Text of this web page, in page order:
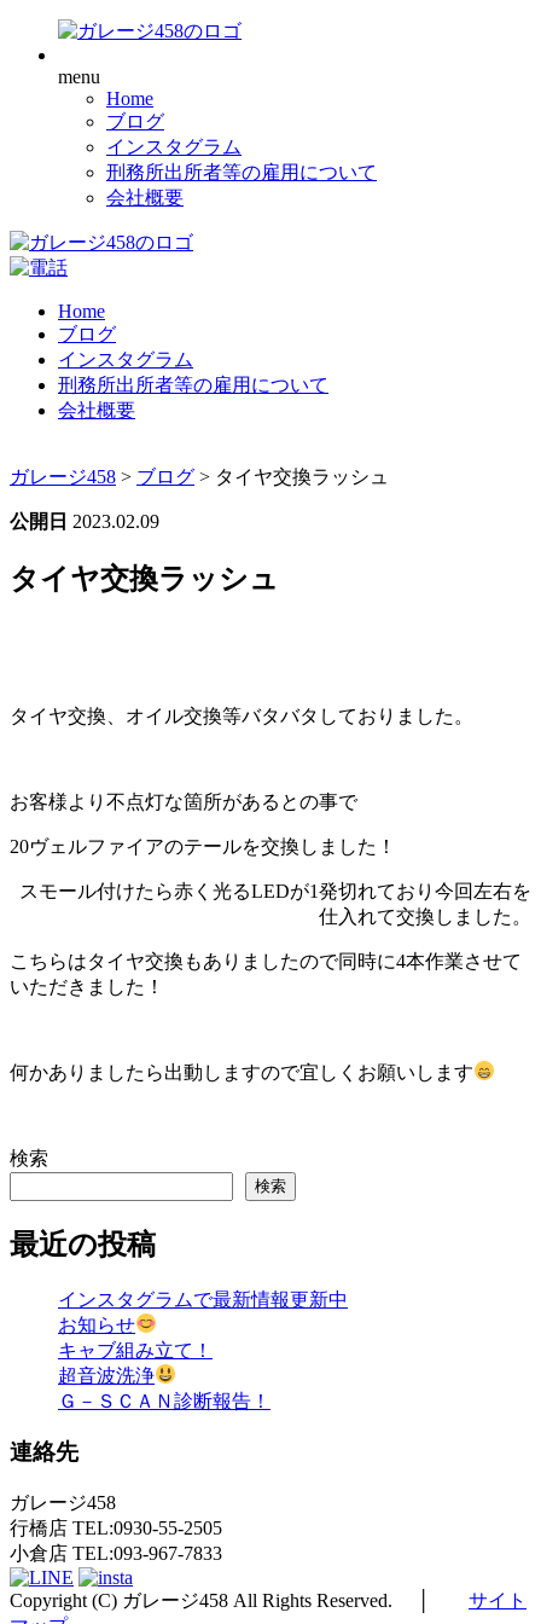
menu
Home
ブログ
インスタグラム
刑務所出所者等の雇用について
会社概要
Home
ブログ
インスタグラム
刑務所出所者等の雇用について
会社概要
ガレージ458 > ブログ > タイヤ交換ラッシュ
公開日 2023.02.09
タイヤ交換ラッシュ
タイヤ交換、オイル交換等バタバタしておりました。
お客様より不点灯な箇所があるとの事で
20ヴェルファイアのテールを交換しました！
スモール付けたら赤く光るLEDが1発切れており今回左右を
仕入れて交換しました。
こちらはタイヤ交換もありましたので同時に4本作業させて
いただきました！
何かありましたら出動しますので宜しくお願いします
検索
検索
最近の投稿
インスタグラムで最新情報更新中
お知らせ
キャブ組み立て！
超音波洗浄
Ｇ－ＳＣＡＮ診断報告！
連絡先
ガレージ458
行橋店 TEL:0930-55-2505
小倉店 TEL:093-967-7833
Copyright (C) ガレージ458 All Rights Reserved. │ サイト